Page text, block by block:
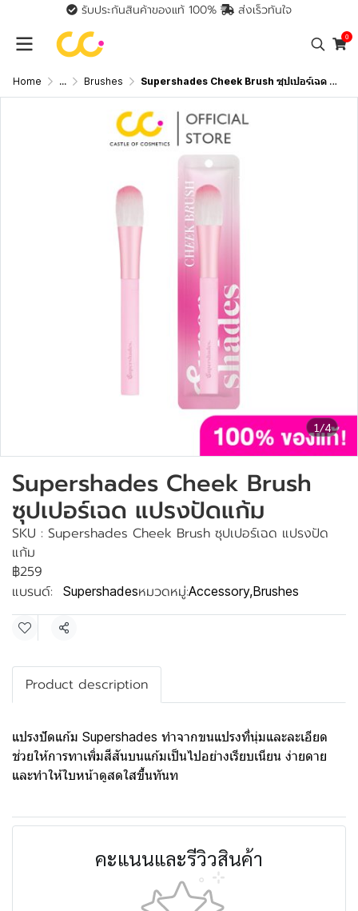
รับประกันสินค้าของแท้ 100% ส่งเร็วทันใจ
0
Home ... Brushes Supershades Cheek Brush ซุปเปอร์เฉด แปรงปัดแก้ม
1/4
Supershades Cheek Brush
ซุปเปอร์เฉด แปรงปัดแก้ม
SKU : Supershades Cheek Brush ซุปเปอร์เฉด แปรงปัด
แก้ม
฿259
แบรนด์:
Supershadesหมวดหมู่:Accessory,Brushes
แชร์
Product description
แปรงปัดแก้ม Supershades ทำจากขนแปรงที่นุ่มและละเอียด
ช่วยให้การทาเพิ่มสีสันบนแก้มเป็นไปอย่างเรียบเนียน ง่ายดาย
และทำให้ใบหน้าดูสดใสขึ้นทันท
คะแนนและรีวิวสินค้า